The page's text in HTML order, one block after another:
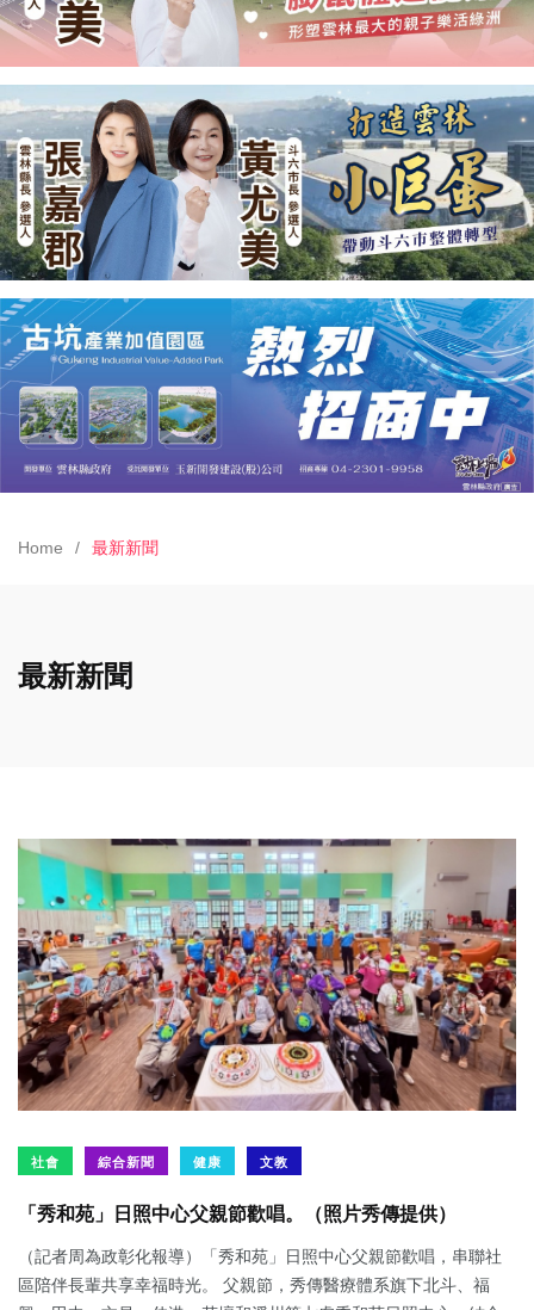
Home 最新新聞
最新新聞
社會 綜合新聞 健康 文教
「秀和苑」日照中心父親節歡唱。（照片秀傳提供）
（記者周為政彰化報導）「秀和苑」日照中心父親節歡唱，串聯社
區陪伴長輩共享幸福時光。 父親節，秀傳醫療體系旗下北斗、福